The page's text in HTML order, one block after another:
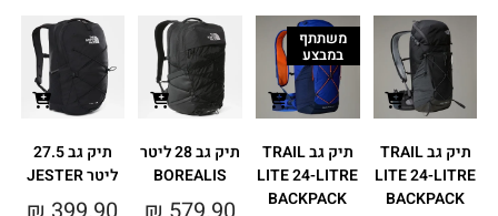
תיק גב TRAIL
LITE 24-LITRE
BACKPACK
משתתף
במבצע
תיק גב TRAIL
LITE 24-LITRE
BACKPACK
תיק גב 28 ליטר
BOREALIS
תיק גב 27.5
ליטר JESTER